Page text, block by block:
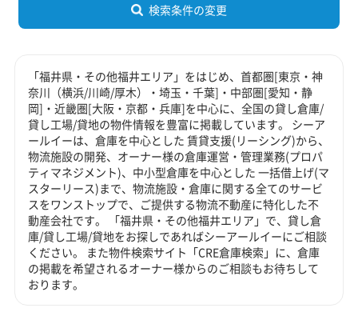
検索条件の変更
「福井県・その他福井エリア」をはじめ、首都圏[東京・神
奈川（横浜/川崎/厚木）・埼玉・千葉]・中部圏[愛知・静
岡]・近畿圏[大阪・京都・兵庫]を中心に、全国の貸し倉庫/
貸し工場/貸地の物件情報を豊富に掲載しています。 シーア
ールイーは、倉庫を中心とした 賃貸支援(リーシング)から、
物流施設の開発、オーナー様の倉庫運営・管理業務(プロパ
ティマネジメント)、中小型倉庫を中心とした 一括借上げ(マ
スターリース)まで、物流施設・倉庫に関する全てのサービ
スをワンストップで、ご提供する物流不動産に特化した不
動産会社です。 「福井県・その他福井エリア」で、貸し倉
庫/貸し工場/貸地をお探しであればシーアールイーにご相談
ください。 また物件検索サイト「CRE倉庫検索」に、倉庫
の掲載を希望されるオーナー様からのご相談もお待ちして
おります。